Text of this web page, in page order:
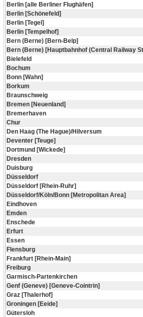
Berlin [alle Berliner Flughäfen]
Berlin [Schönefeld]
Berlin [Tegel]
Berlin [Tempelhof]
Bern (Berne) [Bern-Belp]
Bern (Berne) [Hauptbahnhof (Central Railway
Bielefeld
Bochum
Bonn [Wahn]
Borkum
Braunschweig
Bremen [Neuenland]
Bremerhaven
Chur
Den Haag (The Hague)/Hilversum
Deventer [Teuge]
Dortmund [Wickede]
Dresden
Duisburg
Düsseldorf
Düsseldorf [Rhein-Ruhr]
Düsseldorf/Köln/Bonn [Metropolitan Area]
Eindhoven
Emden
Enschede
Erfurt
Essen
Flensburg
Frankfurt [Rhein-Main]
Freiburg
Garmisch-Partenkirchen
Genf (Geneve) [Geneve-Cointrin]
Graz [Thalerhof]
Groningen [Eeide]
Gütersloh